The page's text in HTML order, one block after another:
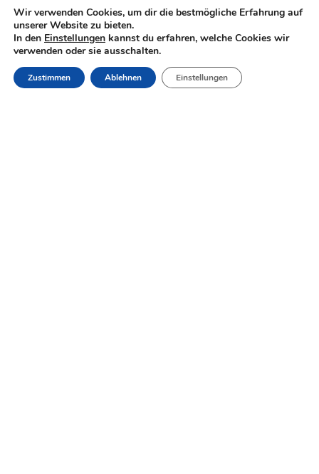
RESERVIERUNG
Museen, Cafés und Restaurants entfernt. In der Nähe
befinden sich auch das Ticho-Haus, das Musikmuseum,
das Museum für italienisch-jüdische Kunst, der Time
Elevator und die Große Synagoge Jerusalems.
Wir verwenden Cookies, um dir die bestmögliche Erfahrung auf
unserer Website zu bieten.
In den Einstellungen kannst du erfahren, welche Cookies wir
verwenden oder sie ausschalten.
Zustimmen Ablehnen Einstellungen